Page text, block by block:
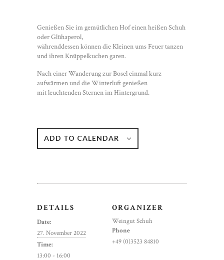
Genießen Sie im gemütlichen Hof einen heißen Schuh
oder Glühaperol,
währenddessen können die Kleinen ums Feuer tanzen
und ihren Knüppelkuchen garen.
Nach einer Wanderung zur Bosel einmal kurz
aufwärmen und die Winterluft genießen
mit leuchtenden Sternen im Hintergrund.
ADD TO CALENDAR
DETAILS
Date:
27. November 2022
Time:
13:00 - 16:00
ORGANIZER
Weingut Schuh
Phone
+49 (0)3523 84810